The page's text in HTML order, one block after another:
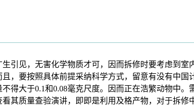
见，无害化学物质才可，因而拆修时要考虑到室
，要按照具体前提采纳科学方式，留意有没有中
得大于0.1和0.08毫克尺度。因而正在浩繁动物中
其质量查验演讲，即即是利用及格产物，对于拆修